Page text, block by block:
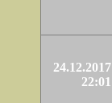
24.12.2017
22:01